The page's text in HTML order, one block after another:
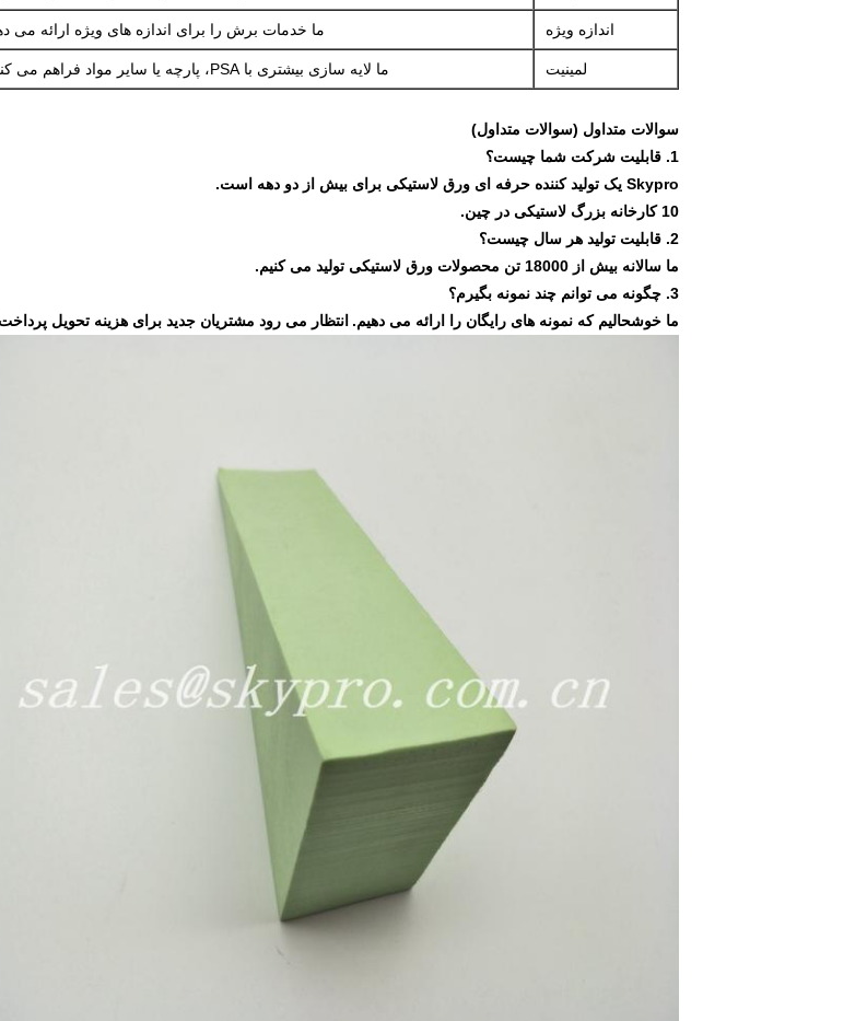
اندازه ویژه ما خدمات برش را برای اندازه های ویژه ارائه می
لمینیت ما لایه سازی بیشتری با PSA، پارچه یا سایر مواد فراهم می کنیم.
سوالات متداول (سوالات متداول)
1. قابلیت شرکت شما چیست؟
Skypro یک تولید کننده حرفه ای ورق لاستیکی برای بیش از دو دهه است.
10 کارخانه بزرگ لاستیکی در چین.
2. قابلیت تولید هر سال چیست؟
ما سالانه بیش از 18000 تن محصولات ورق لاستیکی تولید می کنیم.
3. چگونه می توانم چند نمونه بگیرم؟
ما خوشحالیم که نمونه های رایگان را ارائه می دهیم. انتظار می رود مشتریان جدید برای هزینه تحویل